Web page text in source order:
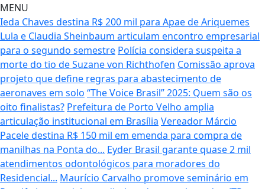
MENU
Ieda Chaves destina R$ 200 mil para Apae de Ariquemes
Lula e Claudia Sheinbaum articulam encontro empresarial
para o segundo semestre Polícia considera suspeita a
morte do tio de Suzane von Richthofen Comissão aprova
projeto que define regras para abastecimento de
aeronaves em solo “The Voice Brasil” 2025: Quem são os
oito finalistas? Prefeitura de Porto Velho amplia
articulação institucional em Brasília Vereador Márcio
Pacele destina R$ 150 mil em emenda para compra de
manilhas na Ponta do... Eyder Brasil garante quase 2 mil
atendimentos odontológicos para moradores do
Residencial... Maurício Carvalho promove seminário em